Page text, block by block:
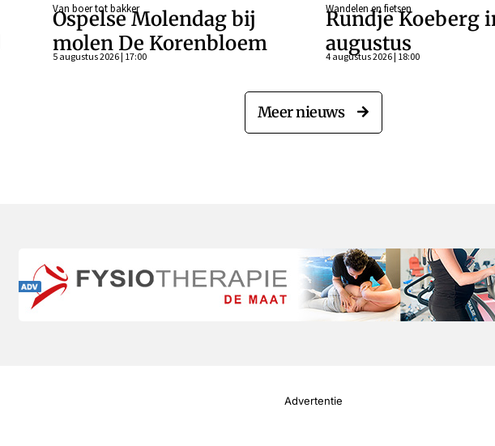
Van boer tot bakker
Ospelse Molendag bij
molen De Korenbloem
5 augustus 2026 | 17:00
Wandelen en fietsen
Rundje Koeberg
augustus
4 augustus 2026 | 18:00
Meer nieuws
Advertentie